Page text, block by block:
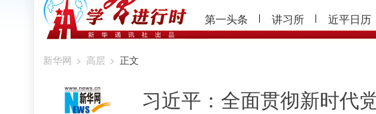
第一头条 讲习所 近平日历
新华网 > 高层 > 正文
习近平：全面贯彻新时代